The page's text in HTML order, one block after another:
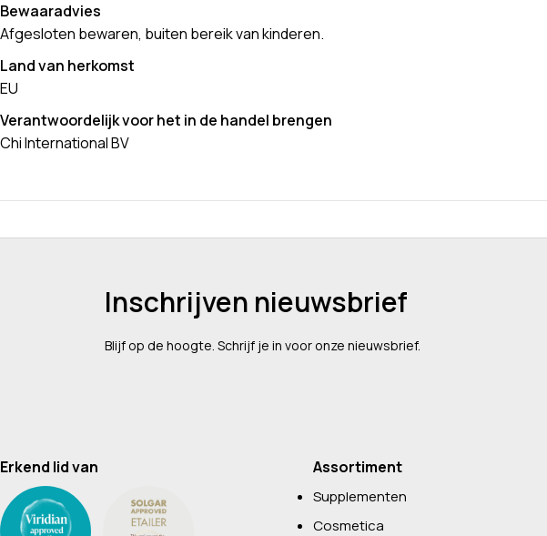
Bewaaradvies
Afgesloten bewaren, buiten bereik van kinderen.
Land van herkomst
EU
Verantwoordelijk voor het in de handel brengen
Chi International BV
Inschrijven nieuwsbrief
Blijf op de hoogte. Schrijf je in voor onze nieuwsbrief.
Erkend lid van Assortiment
Supplementen
Cosmetica